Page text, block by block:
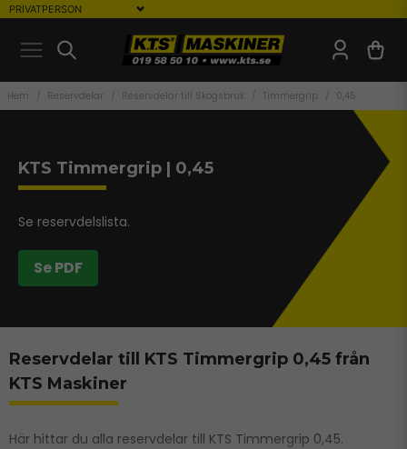
Hem Reservdelar Reservdelar till Skogsbruk Timmergrip 0,45
KTS Timmergrip | 0,45
Se reservdelslista.
Se PDF
Reservdelar till KTS Timmergrip 0,45 från
KTS Maskiner
Här hittar du alla reservdelar till KTS Timmergrip 0,45.